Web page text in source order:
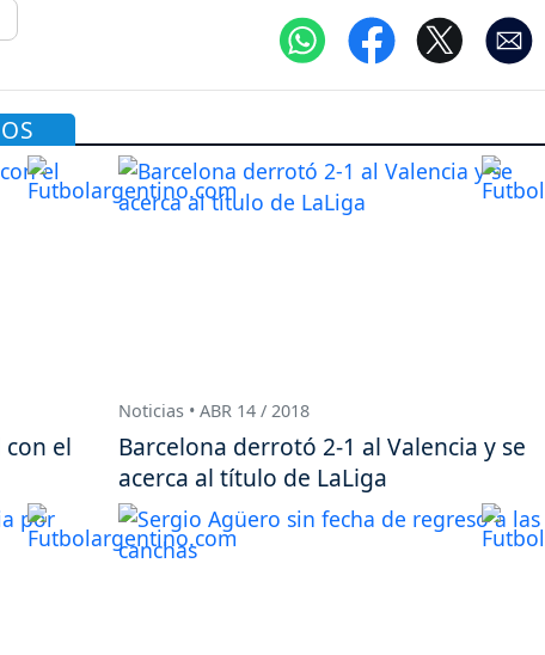
el
Noticias • ABR 14 / 2018
Barcelona derrotó 2-1 al Valencia y se
acerca al título de LaLiga